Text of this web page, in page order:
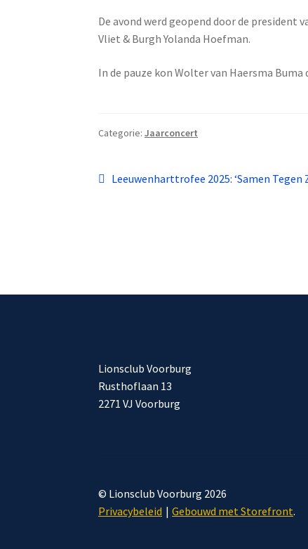
De avond werd geopend door de president
Vliet & Burgh Yolanda Hoefman.
In de pauze kon Wolter van Haersma
Categorie:Jaarconcert
Bericht
Vorig
Leeuwenharttrofee 2025: ‘Samen Tegen
Lionsclub Voorburg
Rusthoflaan 13
2271 VJ Voorburg
© Lionsclub Voorburg 2026
Privacybeleid
Gebouwd met Storefront.